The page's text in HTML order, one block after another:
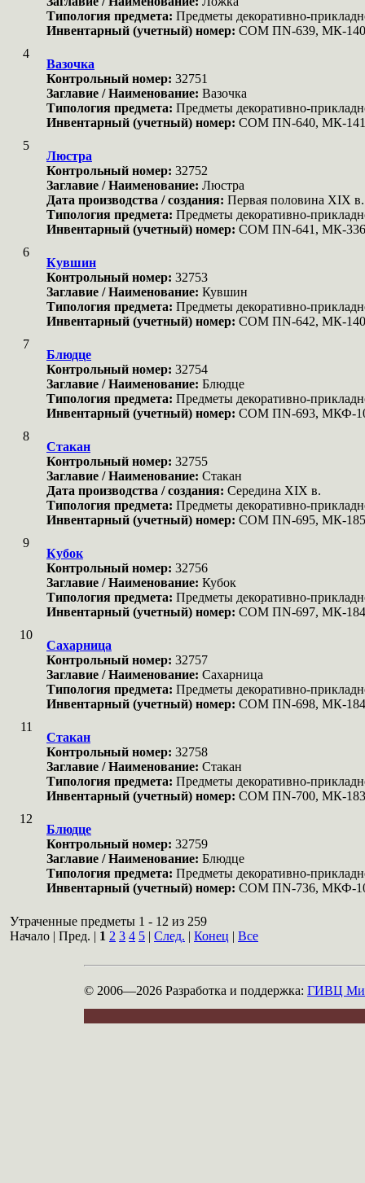
Типология предмета: Предметы декоративно-
Инвентарный (учетный) номер: COM ПN-639, МК-
4
Вазочка
Контрольный номер: 32751
Заглавие / Наименование: Вазочка
Типология предмета: Предметы декоративно-
Инвентарный (учетный) номер: COM ПN-640, МК-
5
Люстра
Контрольный номер: 32752
Заглавие / Наименование: Люстра
Дата производства / создания: Первая половина XIX в.
Типология предмета: Предметы декоративно-
Инвентарный (учетный) номер: COM ПN-641, МК-
6
Кувшин
Контрольный номер: 32753
Заглавие / Наименование: Кувшин
Типология предмета: Предметы декоративно-
Инвентарный (учетный) номер: COM ПN-642, МК-
7
Блюдце
Контрольный номер: 32754
Заглавие / Наименование: Блюдце
Типология предмета: Предметы декоративно-
Инвентарный (учетный) номер: COM ПN-693, МКФ-
8
Стакан
Контрольный номер: 32755
Заглавие / Наименование: Стакан
Дата производства / создания: Середина XIX в.
Типология предмета: Предметы декоративно-
Инвентарный (учетный) номер: COM ПN-695, МК-
9
Кубок
Контрольный номер: 32756
Заглавие / Наименование: Кубок
Типология предмета: Предметы декоративно-
Инвентарный (учетный) номер: COM ПN-697, МК-
10
Сахарница
Контрольный номер: 32757
Заглавие / Наименование: Сахарница
Типология предмета: Предметы декоративно-
Инвентарный (учетный) номер: COM ПN-698, МК-
11
Стакан
Контрольный номер: 32758
Заглавие / Наименование: Стакан
Типология предмета: Предметы декоративно-
Инвентарный (учетный) номер: COM ПN-700, МК-
12
Блюдце
Контрольный номер: 32759
Заглавие / Наименование: Блюдце
Типология предмета: Предметы декоративно-
Инвентарный (учетный) номер: COM ПN-736, МКФ-
Утраченные предметы 1 - 12 из 259
Начало | Пред. | 1 2 3 4 5 | След. | Конец | Все
© 2006—2026 Разработка и поддержка: ГИВЦ